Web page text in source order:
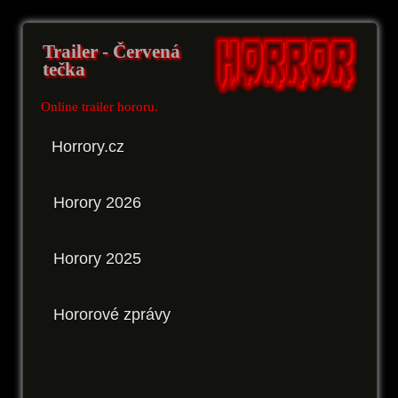
Trailer - Červená
tečka
Online trailer hororu.
Horrory.cz
Horory 2026
Horory 2025
Hororové zprávy